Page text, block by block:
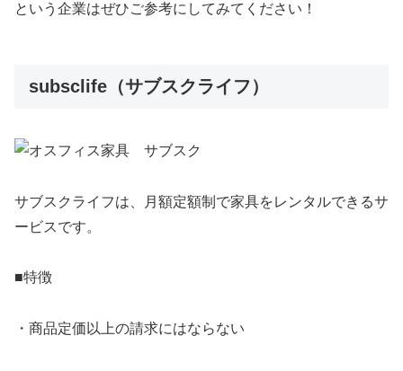
という企業はぜひご参考にしてみてください！
subsclife（サブスクライフ）
サブスクライフは、月額定額制で家具をレンタルできるサ
ービスです。
■特徴
・商品定価以上の請求にはならない